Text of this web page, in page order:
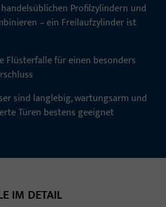
Profilzylindern und
– ein Freilaufzylinder ist
Flüsterfalle für einen besonders
sind langlebig, wartungsarm und
Türen bestens geeignet
IM DETAIL